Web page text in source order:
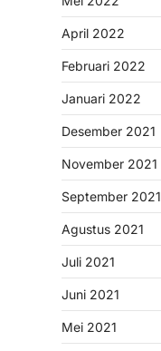
April 2022
Februari 2022
Januari 2022
Desember 2021
November 2021
September 2021
Agustus 2021
Juli 2021
Juni 2021
Mei 2021